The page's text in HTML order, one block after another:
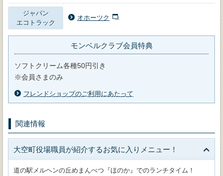
ジャパン
エコトラック
オホーツク
モンベルクラブ会員特典
ソフトクリーム各種50円引き
※会員さまのみ
フレンドショップのご利用にあたって
関連情報
大空町役場職員が紹介するお気に入りメニュー！
道の駅メルヘンの丘めまんべつ『ほのか』でのランチタイム！